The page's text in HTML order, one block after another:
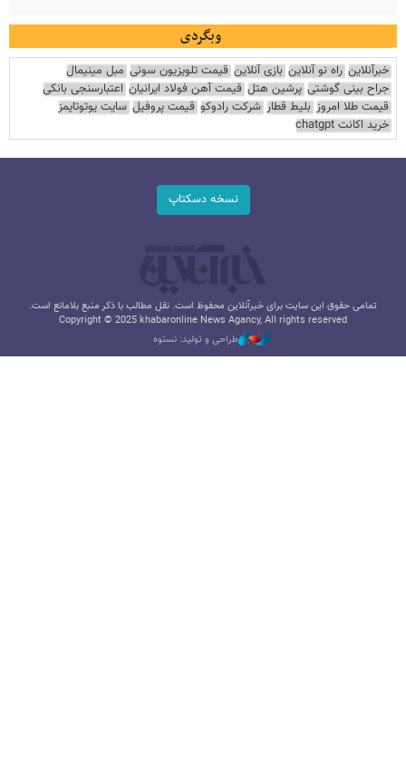
وبگردی
خبرآنلاین راه نو آنلاین بازی آنلاین قیمت تلویزیون سونی مبل مینیمال
جراح بینی گوشتی پرشین هتل قیمت آهن فولاد ایرانیان اعتبارسنجی بانکی
قیمت طلا امروز بلیط قطار شرکت رادوکو قیمت پروفیل سایت یوتوتایمز
خرید اکانت chatgpt
نسخه دسکتاپ
تمامی حقوق این سایت برای خبرآنلاین محفوظ است. نقل مطالب با ذکر منبع بلامانع است.
Copyright © 2025 khabaronline News Agancy, All rights reserved
طراحی و تولید: نستوه